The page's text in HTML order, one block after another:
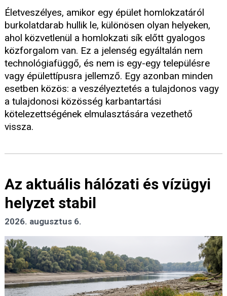
Életveszélyes, amikor egy épület homlokzatáról
burkolatdarab hullik le, különösen olyan helyeken,
ahol közvetlenül a homlokzati sík előtt gyalogos
közforgalom van. Ez a jelenség egyáltalán nem
technológiafüggő, és nem is egy-egy településre
vagy épülettípusra jellemző. Egy azonban minden
esetben közös: a veszélyeztetés a tulajdonos vagy
a tulajdonosi közösség karbantartási
kötelezettségének elmulasztására vezethető
vissza.
Az aktuális hálózati és vízügyi
helyzet stabil
2026. augusztus 6.